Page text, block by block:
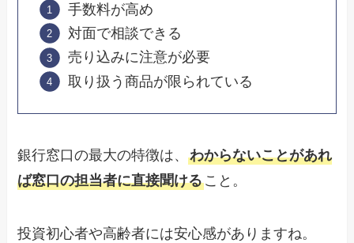
手数料が高め
対面で相談できる
売り込みに注意が必要
取り扱う商品が限られている
銀行窓口の最大の特徴は、わからないことがあれ
ば窓口の担当者に直接聞けること。
投資初心者や高齢者には安心感がありますね。